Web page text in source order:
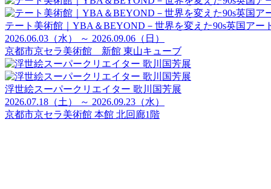
テート美術館｜YBA＆BEYOND－世界を変えた90s英国アー
2026.06.03（水） ～ 2026.09.06（日）
京都市京セラ美術館 新館 東山キューブ
浮世絵スーパークリエイター 歌川国芳展
2026.07.18（土） ～ 2026.09.23（水）
京都市京セラ美術館 本館 北回廊1階